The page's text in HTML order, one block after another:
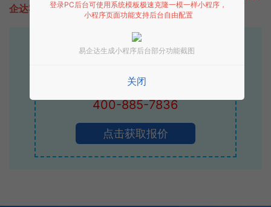
企达客服即可为您定制开发，免费提供报价。
易企达10年行业沉淀！
立即拨打电话享优惠
400-885-7836
点击获取报价
登录PC后台可使用系统模板极速克隆一模一样小程序，
小程序页面功能支持后台自由配置
易企达生成小程序后台部分功能截图
关闭